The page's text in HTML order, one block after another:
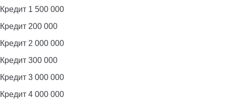
Кредит 1 500 000
Кредит 200 000
Кредит 2 000 000
Кредит 300 000
Кредит 3 000 000
Кредит 4 000 000